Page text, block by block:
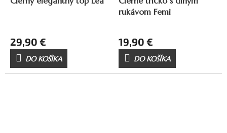
29,90 €
DO KOŠÍKA
rukávom Femi
19,90 €
DO KOŠÍKA